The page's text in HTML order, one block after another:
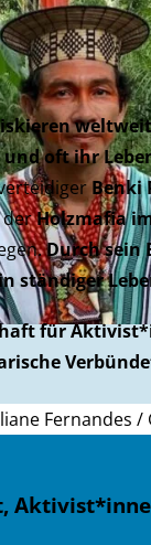
oft ihr
Benki
derHolzmafia
Durch sein
ständiger
für
Fernandes /